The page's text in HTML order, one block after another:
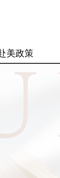
美政策